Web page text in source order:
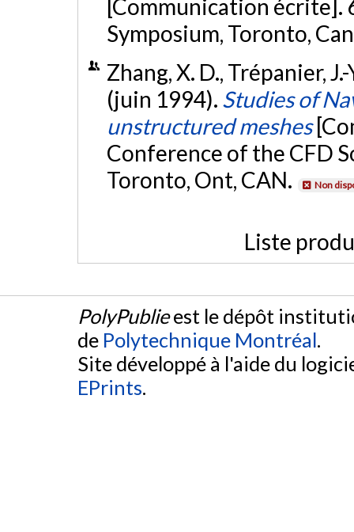
[Communication écrite].
Symposium, Toronto,
Zhang, X. D., Trépanier,
(juin 1994). Studies of
unstructured meshes
Conference of the CFD
Toronto, Ont, CAN.
Non
Liste
PolyPublieest le dépôt
de Polytechnique Montréal.
Site développé à l'aide du
EPrints.